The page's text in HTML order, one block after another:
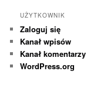
UŻYTKOWNIK
Zaloguj się
Kanał wpisów
Kanał komentarzy
WordPress.org